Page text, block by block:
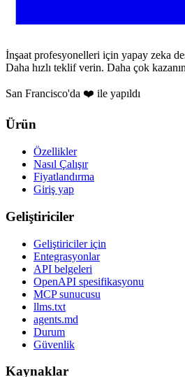
İnşaat profesyonelleri için yapay zeka
Daha hızlı teklif verin. Daha çok
San Francisco'da ❤️ ile yapıldı
Ürün
Özellikler
Nasıl Çalışır
Fiyatlandırma
Giriş yap
Geliştiriciler
Geliştiriciler için
Entegrasyonlar
API belgeleri
OpenAPI spesifikasyonu
MCP sunucusu
llms.txt
agents.md
Durum
Güvenlik
Kaynaklar